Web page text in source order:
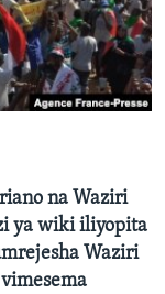
na Waziri
ya wiki iliyopita
Waziri